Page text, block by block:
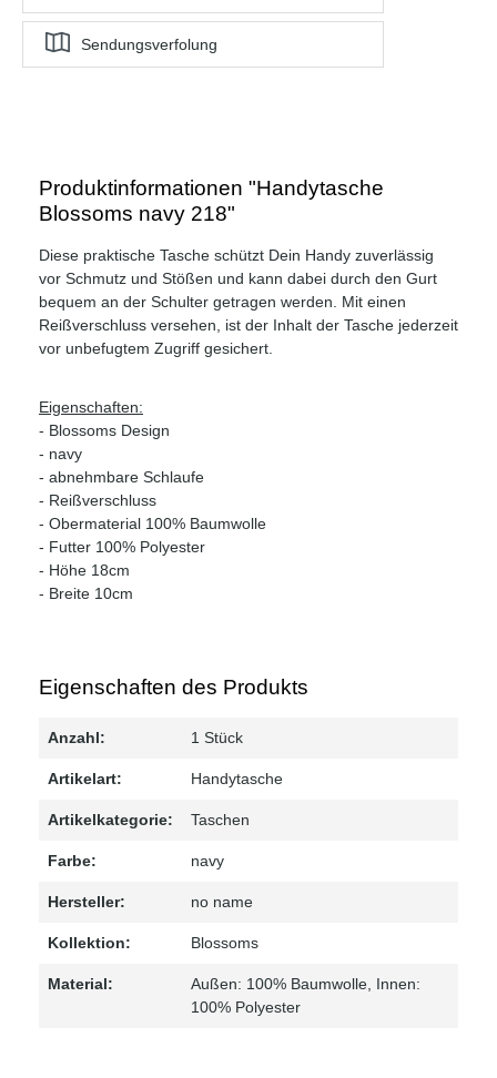
Sendungsverfolung
Produktinformationen "Handytasche
Blossoms navy 218"
Diese praktische Tasche schützt Dein Handy zuverlässig
vor Schmutz und Stößen und kann dabei durch den Gurt
bequem an der Schulter getragen werden. Mit einen
Reißverschluss versehen, ist der Inhalt der Tasche jederzeit
vor unbefugtem Zugriff gesichert.
Eigenschaften:
- Blossoms Design
- navy
- abnehmbare Schlaufe
- Reißverschluss
- Obermaterial 100% Baumwolle
- Futter 100% Polyester
- Höhe 18cm
- Breite 10cm
Eigenschaften des Produkts
Anzahl: 1 Stück
Artikelart: Handytasche
Artikelkategorie: Taschen
Farbe: navy
Hersteller: no name
Kollektion: Blossoms
Material: Außen: 100% Baumwolle , Innen:
100% Polyester